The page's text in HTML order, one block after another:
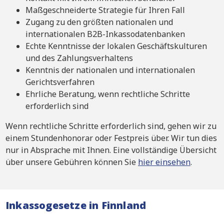
Maßgeschneiderte Strategie für Ihren Fall
Zugang zu den größten nationalen und
internationalen B2B-Inkassodatenbanken
Echte Kenntnisse der lokalen Geschäftskulturen
und des Zahlungsverhaltens
Kenntnis der nationalen und internationalen
Gerichtsverfahren
Ehrliche Beratung, wenn rechtliche Schritte
erforderlich sind
Wenn rechtliche Schritte erforderlich sind, gehen wir zu
einem Stundenhonorar oder Festpreis über. Wir tun dies
nur in Absprache mit Ihnen. Eine vollständige Übersicht
über unsere Gebühren können Sie hier einsehen.
Inkassogesetze in Finnland